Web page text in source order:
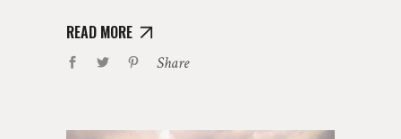
READ MORE
Share